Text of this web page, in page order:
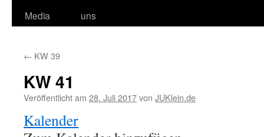
Media
uns
← KW 39
KW 41
Veröffentlicht am 28. Juli 2017von JUKlein.de
Kalender